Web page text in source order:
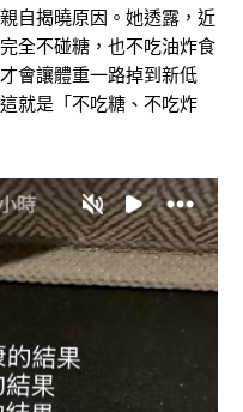
自揭曉原因。她透露，近
全不碰糖，也不吃油炸食
會讓體重一路掉到新低
就是「不吃糖、不吃炸